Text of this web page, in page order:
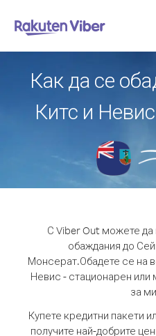
Как да се
Китс и
С Viber Out можете да
обаждания до
Монсерат.Обадете се на
Невис - стационарен или
за
Купете кредитни пакети
получите най-добрите